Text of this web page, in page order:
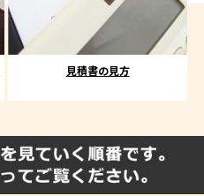
見積書の見方